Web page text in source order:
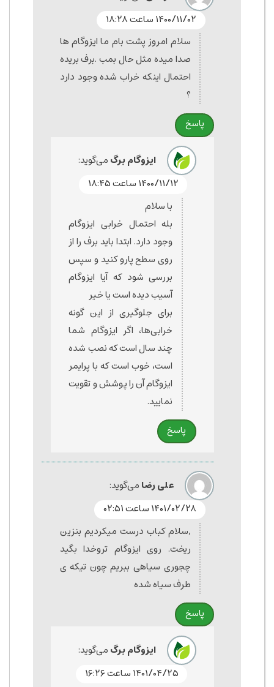
۱۴۰۰/۱۱/۰۲ ساعت ۱۸:۲۸
سلام امروز پشت بام ما ایزوگام ها
صدا میده مثل حال بمب .برف بریده
احتمال اینکه خراب شده وجود دارد
؟
پاسخ
ایزوگام برگمی‌گوید:
۱۴۰۰/۱۱/۱۲ ساعت ۱۸:۴۵
با سلام
بله احتمال خرابی ایزوگام
وجود دارد. ابتدا باید برف را از
روی سطح پارو کنید و سپس
بررسی شود که آیا ایزوگام
آسیب دیده است یا خیر
برای جلوگیری از این گونه
خرابی‌ها، اگر ایزوگام شما
چند سال است که نصب شده
است، خوب است که با پرایمر
ایزوگام آن را پوشش و تقویت
نمایید.
پاسخ
علی رضامی‌گوید:
۱۴۰۱/۰۲/۲۸ ساعت ۰۲:۵۱
,سلام کباب درست میکردیم بنزین
ریخت. روی ایزوگام تروخدا بگید
چجوری سیاهی ببریم چون تیکه ی
طرف سیاه شده
پاسخ
ایزوگام برگمی‌گوید:
۱۴۰۱/۰۴/۲۵ ساعت ۱۶:۲۶